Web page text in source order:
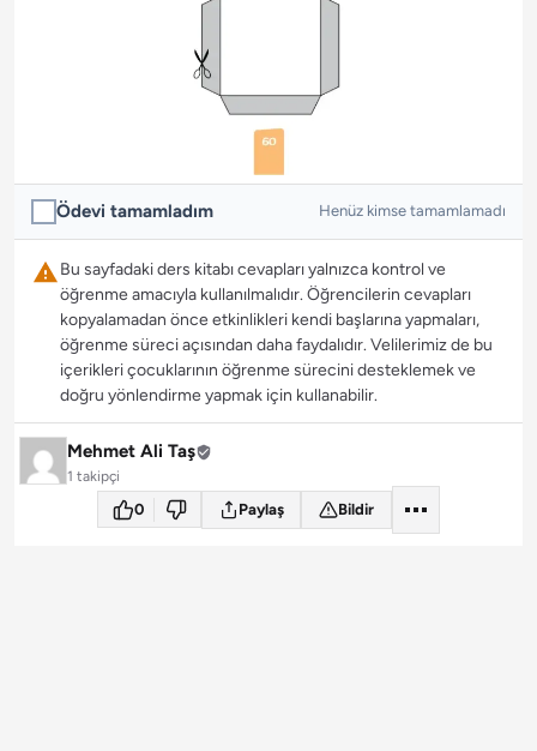
Ödevi tamamladım Henüz kimse tamamlamadı
Bu sayfadaki ders kitabı cevapları yalnızca kontrol ve
öğrenme amacıyla kullanılmalıdır. Öğrencilerin cevapları
kopyalamadan önce etkinlikleri kendi başlarına yapmaları,
öğrenme süreci açısından daha faydalıdır. Velilerimiz de bu
içerikleri çocuklarının öğrenme sürecini desteklemek ve
doğru yönlendirme yapmak için kullanabilir.
Mehmet Ali Taş
1 takipçi
0 Paylaş Bildir